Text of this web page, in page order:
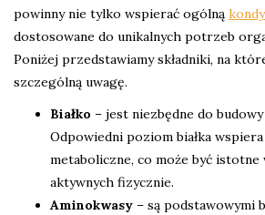
powinny nie tylko wspierać ogólną
dostosowane do unikalnych potrzeb
Poniżej przedstawiamy składniki, na
szczególną uwagę.
Białko – jest niezbędne do
Odpowiedni poziom białka
metaboliczne, co może być
aktywnych fizycznie.
Aminokwasy – są podstawowymi